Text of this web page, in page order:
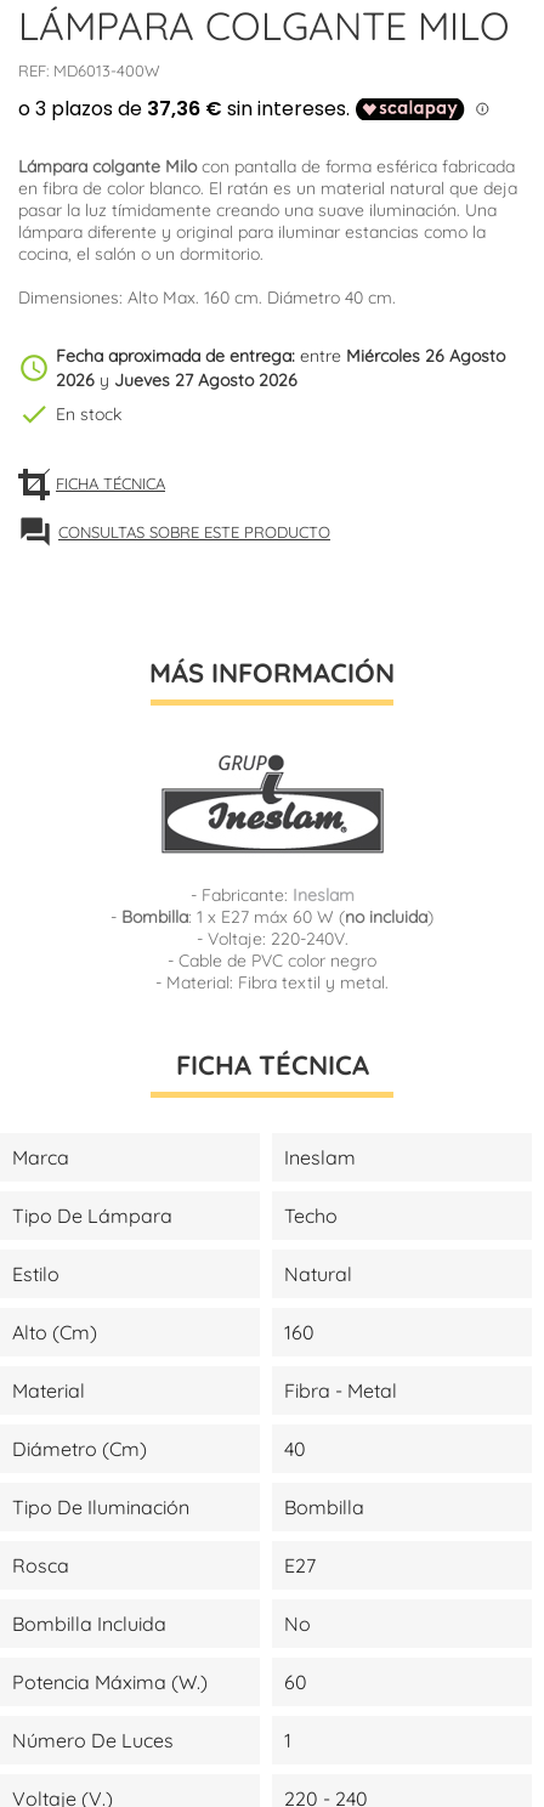
LÁMPARA COLGANTE MILO
REF: MD6013-400W
Lámpara colgante Milocon pantalla de forma esférica fabricada
en fibra de color blanco. El ratán es un material natural que deja
pasar la luz tímidamente creando una suave iluminación. Una
lámpara diferente y original para iluminar estancias como la
cocina, el salón o un dormitorio.
Dimensiones: Alto Max. 160 cm. Diámetro 40 cm.
schedule Fecha aproximada de entrega: entre Miércoles 26 Agosto
2026 y Jueves 27 Agosto 2026
check En stock
FICHA TÉCNICA
forum CONSULTAS SOBRE ESTE PRODUCTO
MÁS INFORMACIÓN
- Fabricante: Ineslam
- Bombilla: 1 x E27 máx 60 W (no incluida)
- Voltaje: 220-240V.
- Cable de PVC color negro
- Material: Fibra textil y metal.
FICHA TÉCNICA
Marca Ineslam
Tipo De Lámpara Techo
Estilo Natural
Alto (cm) 160
Material Fibra - Metal
Diámetro (cm) 40
Tipo De Iluminación Bombilla
Rosca E27
Bombilla Incluida No
Potencia Máxima (W.) 60
Número De Luces 1
Voltaje (V.) 220 - 240